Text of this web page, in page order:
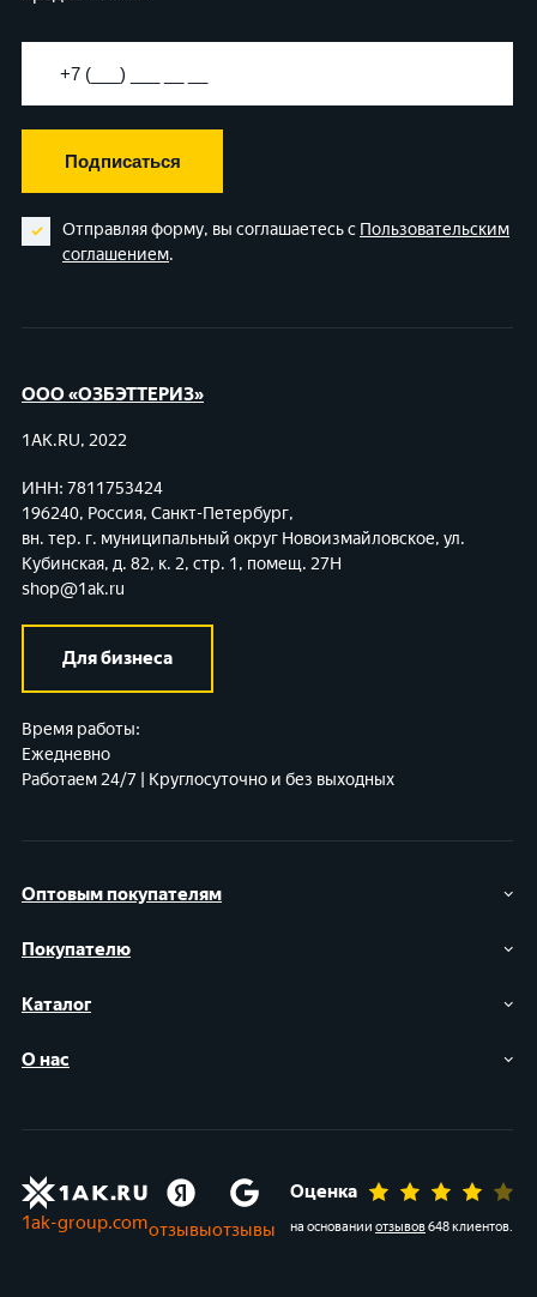
Подписаться
Отправляя форму, вы соглашаетесь с Пользовательским
соглашением.
Оптовым покупателям
Покупателю
Каталог
О нас
ООО «ОЗБЭТТЕРИЗ»
1AK.RU, 2022
ИНН: 7811753424
196240, Россия, Санкт-Петербург,
вн. тер. г. муниципальный округ Новоизмайловское, ул.
Кубинская, д. 82, к. 2, стр. 1, помещ. 27Н
shop@1ak.ru
Для бизнеса
Время работы:
Ежедневно
Работаем 24/7 | Круглосуточно и без выходных
1ak-group.comотзывыотзывы
Оценка
на основании отзывов648 клиентов.